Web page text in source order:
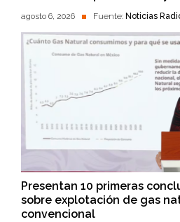
agosto 6, 2026 Fuente: Noticias
Presentan 10 primeras
sobre explotación de gas
convencional